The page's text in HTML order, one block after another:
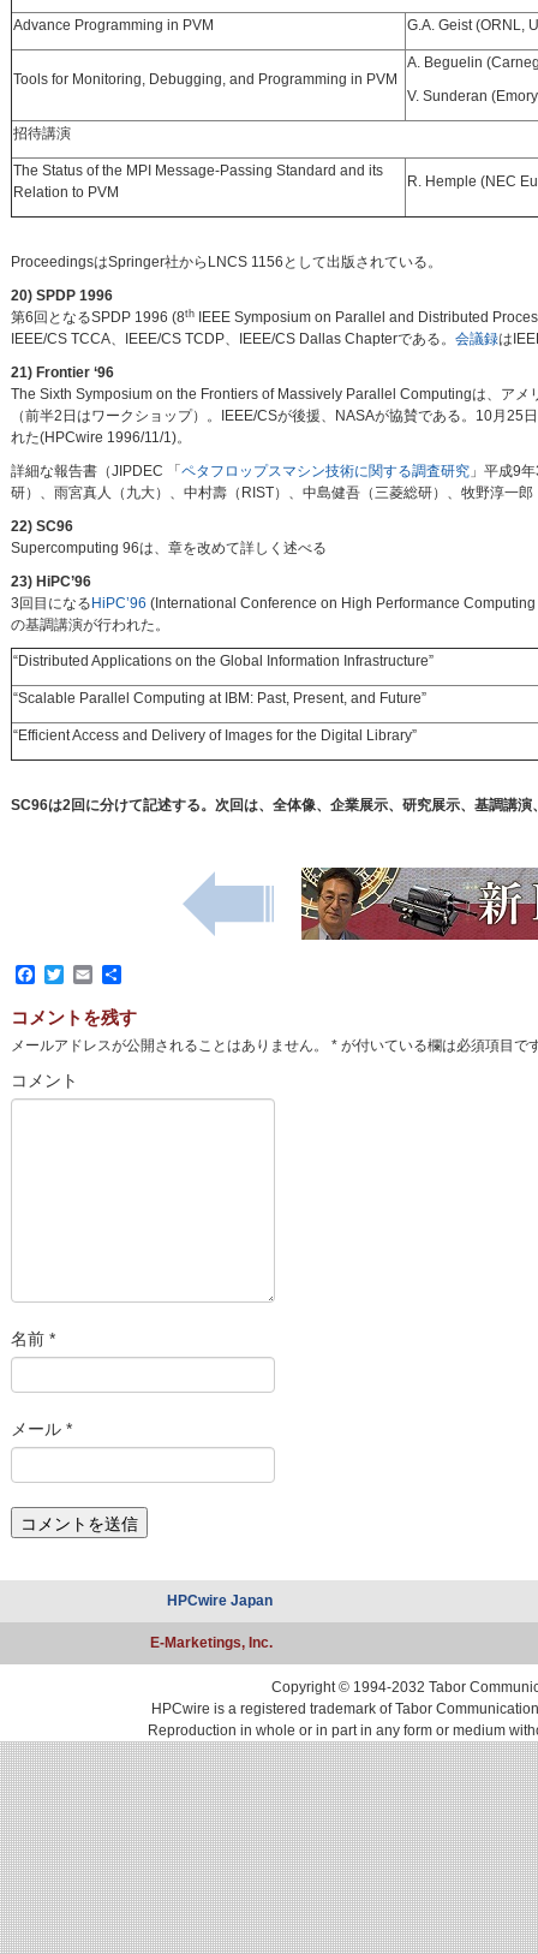
Advance Programming in PVM G.A. Geist (ORNL,
Tools for Monitoring, Debugging, and Programming in PVM
A. Beguelin
V. Sunderan
招待講演
The Status of the MPI Message-Passing Standard and its
Relation to PVM
R. Hemple (NEC
ProceedingsはSpringer社からLNCS 1156として出版されている。
20) SPDP 1996
第6回となるSPDP 1996 (8thIEEE Symposium on Parallel and Distributed
IEEE/CS TCCA、IEEE/CS TCDP、IEEE/CS Dallas Chapterである。 会議録は
21) Frontier ‘96
The Sixth Symposium on the Frontiers of Massively Parallel Computingは、ア
（前半2日はワークショップ）。IEEE/CSが後援、NASAが協賛である。10月
れた(HPCwire 1996/11/1)。
詳細な報告書（JIPDEC 「 ペタフロップスマシン技術に関する調査研究」平成9
研）、雨宮真人（九大）、中村壽（RIST）、中島健吾（三菱総研）、牧野淳一郎
22) SC96
Supercomputing 96は、章を改めて詳しく述べる
23) HiPC’96
3回目になる HiPC’96 (International Conference on High Performance
の基調講演が行われた。
“Distributed Applications on the Global Information Infrastructure”
“Scalable Parallel Computing at IBM: Past, Present, and Future”
“Efficient Access and Delivery of Images for the Digital Library”
SC96は2回に分けて記述する。次回は、全体像、企業展示、研究展示、基調講
Facebook
TwitterEmail
共
コメントを残す
メールアドレスが公開されることはありません。 *が付いている欄は必須項目で
コメント
名前 *
メール *
HPCwire Japan
E-Marketings, Inc.
Copyright © 1994-2032 Tabor
HPCwire is a registered trademark of Tabor
Reproduction in whole or in part in any form or medium